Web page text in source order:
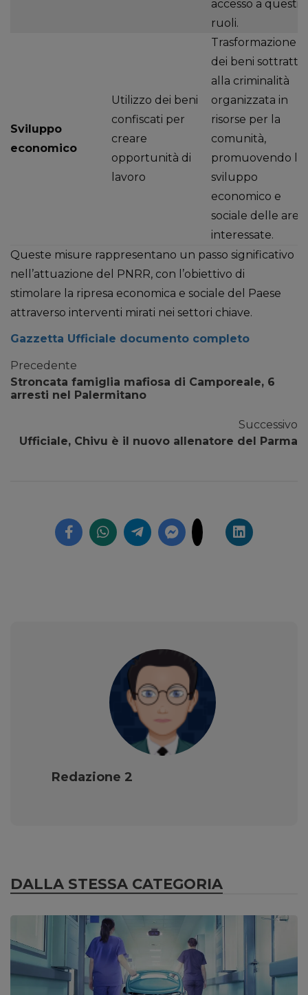
accesso a questi
ruoli.
Sviluppo
economico
Utilizzo dei beni
confiscati per
creare
opportunità di
lavoro
Trasformazione
dei beni sottratti
alla criminalità
organizzata in
risorse per la
comunità,
promuovendo lo
sviluppo
economico e
sociale delle aree
interessate.
Queste misure rappresentano un passo significativo
nell’attuazione del PNRR, con l’obiettivo di
stimolare la ripresa economica e sociale del Paese
attraverso interventi mirati nei settori chiave.
Gazzetta Ufficiale documento completo
Precedente
Stroncata famiglia mafiosa di Camporeale, 6
arresti nel Palermitano
Successivo
Ufficiale, Chivu è il nuovo allenatore del Parma
Redazione 2
DALLA STESSA CATEGORIA